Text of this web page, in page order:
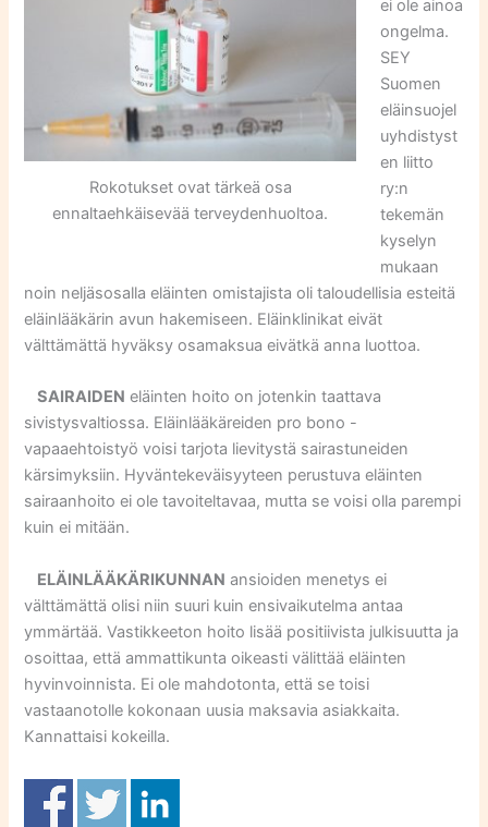
Rokotukset ovat tärkeä osa
ennaltaehkäisevää terveydenhuoltoa.
ei ole ainoa
ongelma.
SEY
Suomen
eläinsuojel
uyhdistyst
en liitto
ry:n
tekemän
kyselyn
mukaan
noin neljäsosalla eläinten omistajista oli taloudellisia esteitä
eläinlääkärin avun hakemiseen. Eläinklinikat eivät
välttämättä hyväksy osamaksua eivätkä anna luottoa.
SAIRAIDEN eläinten hoito on jotenkin taattava
sivistysvaltiossa. Eläinlääkäreiden pro bono -
vapaaehtoistyö voisi tarjota lievitystä sairastuneiden
kärsimyksiin. Hyväntekeväisyyteen perustuva eläinten
sairaanhoito ei ole tavoiteltavaa, mutta se voisi olla parempi
kuin ei mitään.
ELÄINLÄÄKÄRIKUNNAN ansioiden menetys ei
välttämättä olisi niin suuri kuin ensivaikutelma antaa
ymmärtää. Vastikkeeton hoito lisää positiivista julkisuutta ja
osoittaa, että ammattikunta oikeasti välittää eläinten
hyvinvoinnista. Ei ole mahdotonta, että se toisi
vastaanotolle kokonaan uusia maksavia asiakkaita.
Kannattaisi kokeilla.